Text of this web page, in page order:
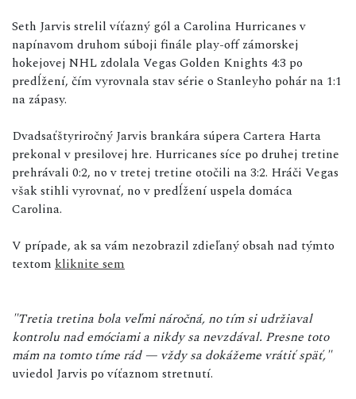
Seth Jarvis strelil víťazný gól a Carolina Hurricanes v
napínavom druhom súboji finále play-off zámorskej
hokejovej NHL zdolala Vegas Golden Knights 4:3 po
predĺžení, čím vyrovnala stav série o Stanleyho pohár na 1:1
na zápasy.
Dvadsaťštyriročný Jarvis brankára súpera Cartera Harta
prekonal v presilovej hre. Hurricanes síce po druhej tretine
prehrávali 0:2, no v tretej tretine otočili na 3:2. Hráči Vegas
však stihli vyrovnať, no v predĺžení uspela domáca
Carolina.
V prípade, ak sa vám nezobrazil zdieľaný obsah nad týmto
textom kliknite sem
"Tretia tretina bola veľmi náročná, no tím si udržiaval
kontrolu nad emóciami a nikdy sa nevzdával. Presne toto
mám na tomto tíme rád — vždy sa dokážeme vrátiť späť,"
uviedol Jarvis po víťaznom stretnutí.